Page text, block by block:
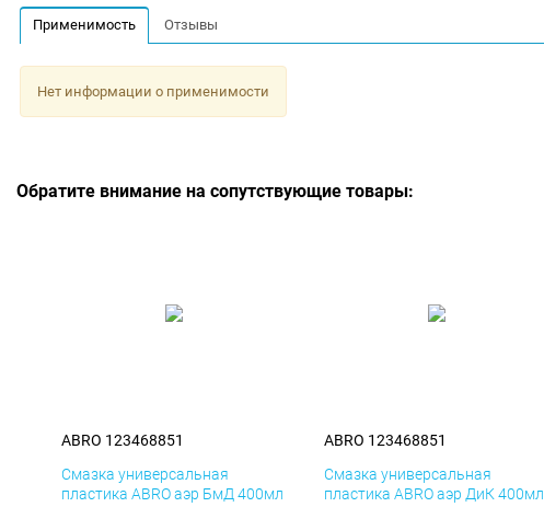
Применимость Отзывы
Нет информации о применимости
Обратите внимание на сопутствующие товары:
ABRO 123468851
Смазка универсальная
пластика ABRO аэр БмД 400мл
ABRO 123468851
Смазка универсальная
пластика ABRO аэр ДиК 400мл